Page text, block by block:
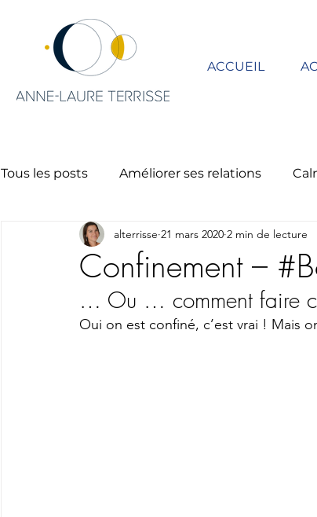
ACCUEIL
Tous les posts Améliorer ses relations
Charisme et leadership Oser le
Confinement –
alterrisse 21 mars 2020 2 min de lecture
… Ou … comment faire
Oui on est confiné, c’est vrai ! Mais